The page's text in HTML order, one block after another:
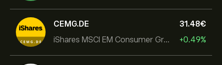
CEMG.DE
iShares MSCI EM Consumer Growth UCITS ETF
31.48‎€‎
+0.49%